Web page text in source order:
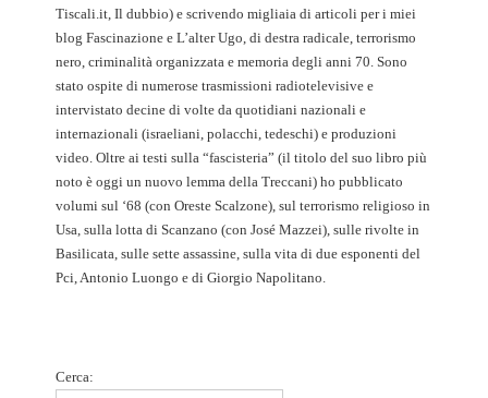
Tiscali.it, Il dubbio) e scrivendo migliaia di articoli per i miei
blog Fascinazione e L’alter Ugo, di destra radicale, terrorismo
nero, criminalità organizzata e memoria degli anni 70. Sono
stato ospite di numerose trasmissioni radiotelevisive e
intervistato decine di volte da quotidiani nazionali e
internazionali (israeliani, polacchi, tedeschi) e produzioni
video. Oltre ai testi sulla “fascisteria” (il titolo del suo libro più
noto è oggi un nuovo lemma della Treccani) ho pubblicato
volumi sul ‘68 (con Oreste Scalzone), sul terrorismo religioso in
Usa, sulla lotta di Scanzano (con José Mazzei), sulle rivolte in
Basilicata, sulle sette assassine, sulla vita di due esponenti del
Pci, Antonio Luongo e di Giorgio Napolitano.
Cerca: